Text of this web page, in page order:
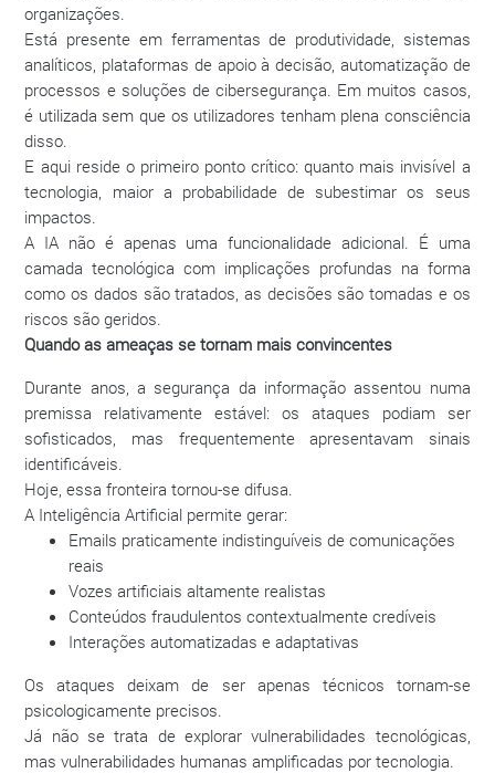
organizações.
Está presente em ferramentas de produtividade, sistemas
analíticos, plataformas de apoio à decisão, automatização de
processos e soluções de cibersegurança. Em muitos casos,
é utilizada sem que os utilizadores tenham plena consciência
disso.
E aqui reside o primeiro ponto crítico: quanto mais invisível a
tecnologia, maior a probabilidade de subestimar os seus
impactos.
A IA não é apenas uma funcionalidade adicional. É uma
camada tecnológica com implicações profundas na forma
como os dados são tratados, as decisões são tomadas e os
riscos são geridos.
Quando as ameaças se tornam mais convincentes
Durante anos, a segurança da informação assentou numa
premissa relativamente estável: os ataques podiam ser
sofisticados, mas frequentemente apresentavam sinais
identificáveis.
Hoje, essa fronteira tornou-se difusa.
A Inteligência Artificial permite gerar:
Emails praticamente indistinguíveis de comunicações
reais
Vozes artificiais altamente realistas
Conteúdos fraudulentos contextualmente credíveis
Interações automatizadas e adaptativas
Os ataques deixam de ser apenas técnicos tornam-se
psicologicamente precisos.
Já não se trata de explorar vulnerabilidades tecnológicas,
mas vulnerabilidades humanas amplificadas por tecnologia.